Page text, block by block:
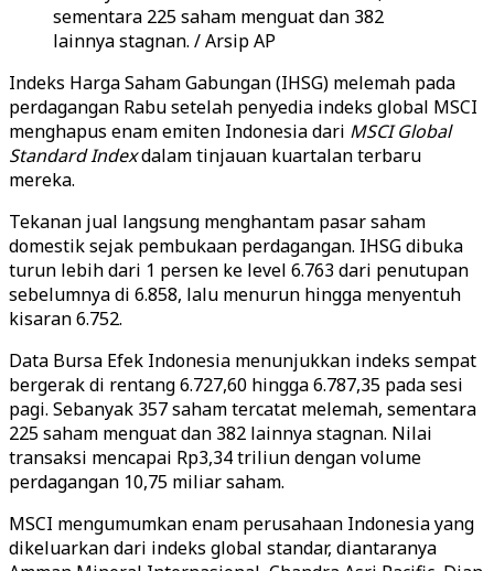
sementara 225 saham menguat dan 382
lainnya stagnan. / Arsip AP
Indeks Harga Saham Gabungan (IHSG) melemah pada
perdagangan Rabu setelah penyedia indeks global MSCI
menghapus enam emiten Indonesia dari MSCI Global
Standard Indexdalam tinjauan kuartalan terbaru
mereka.
Tekanan jual langsung menghantam pasar saham
domestik sejak pembukaan perdagangan. IHSG dibuka
turun lebih dari 1 persen ke level 6.763 dari penutupan
sebelumnya di 6.858, lalu menurun hingga menyentuh
kisaran 6.752.
Data Bursa Efek Indonesia menunjukkan indeks sempat
bergerak di rentang 6.727,60 hingga 6.787,35 pada sesi
pagi. Sebanyak 357 saham tercatat melemah, sementara
225 saham menguat dan 382 lainnya stagnan. Nilai
transaksi mencapai Rp3,34 triliun dengan volume
perdagangan 10,75 miliar saham.
MSCI mengumumkan enam perusahaan Indonesia yang
dikeluarkan dari indeks global standar, diantaranya